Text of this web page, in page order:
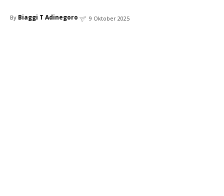
By Biaggi T Adinegoro 9 Oktober 2025